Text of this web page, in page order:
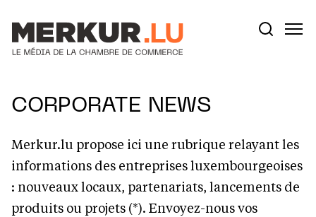
CORPORATE NEWS
Merkur.lu propose ici une rubrique relayant les
informations des entreprises luxembourgeoises
: nouveaux locaux, partenariats, lancements de
produits ou projets (*). Envoyez-nous vos